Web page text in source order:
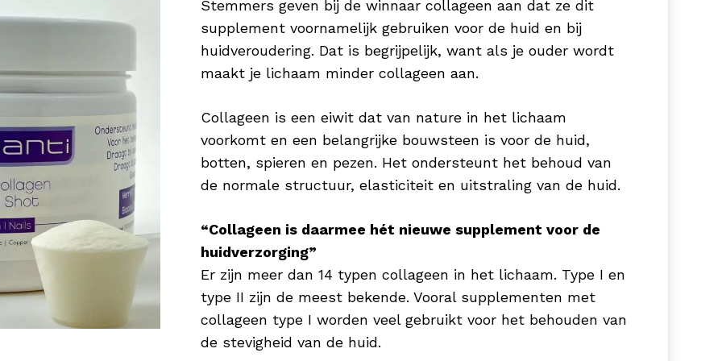
Zink voor Nagels
Zink is onderdeel van vele enzymen in het lichaam. Enzymen zijn stoffen die
nodig zijn om processen in het lichaam mogelijk te maken. Zink kan ontzettend
veel betekenen voor je haar. Het draagt bij tot de instandhouding van normaal
haar & nagels. Daarnaast is het goed voor haargroei en maakt het je haren &
nagels sterk en in topconditie Wie wil er nu niet vol & glanzend haar 😉
Koper voor Pigmentatie
Koper is een nuttig mineraal en heeft een positief resultaat op huid en haar.
Koper bevordert de normale pigmentatie van de huid én het haar.
Hyaluronzuur als Vochtinbrenger
Hyaluronzuur is booming! Verschillende verzorgingsproducten bieden het
geweldige bestandsdeel aan in serums en/of daghydratatie. Hyaluronzuur is een
stof die van nature voorkomt en tot 1.000 keer zijn gewicht in water kan dragen,
Stemmers geven bij de winnaar collageen aan dat ze dit
supplement voornamelijk gebruiken voor de huid en bij
huidveroudering. Dat is begrijpelijk, want als je ouder wordt
maakt je lichaam minder collageen aan.
Collageen is een eiwit dat van nature in het lichaam
voorkomt en een belangrijke bouwsteen is voor de huid,
botten, spieren en pezen. Het ondersteunt het behoud van
de normale structuur, elasticiteit en uitstraling van de huid.
“Collageen is daarmee hét nieuwe supplement voor de
huidverzorging”
Er zijn meer dan 14 typen collageen in het lichaam. Type I en
type II zijn de meest bekende. Vooral supplementen met
collageen type I worden veel gebruikt voor het behouden van
de stevigheid van de huid.